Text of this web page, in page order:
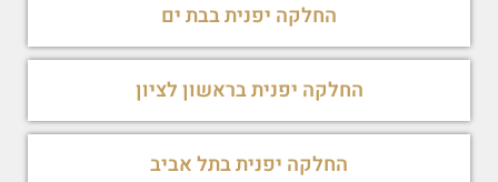
החלקה יפנית בבת ים
החלקה יפנית בראשון לציון
החלקה יפנית בתל אביב